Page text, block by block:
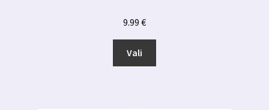
9.99 €
Vali